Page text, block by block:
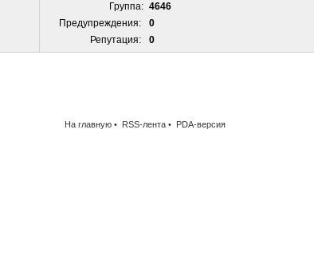
Группа: 4646
Предупреждения:
0
Репутация:
0
На главную • RSS-лента • PDA-версия